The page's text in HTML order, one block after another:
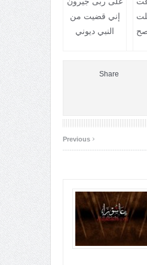
إني قضيت من
النبي ديوني
Share
‹